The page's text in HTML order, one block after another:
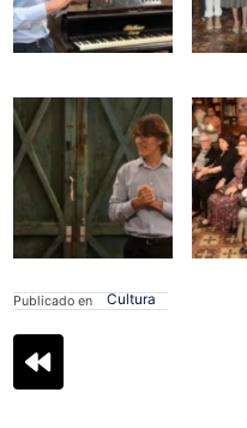
Publicado en Cultura
Navegación
de